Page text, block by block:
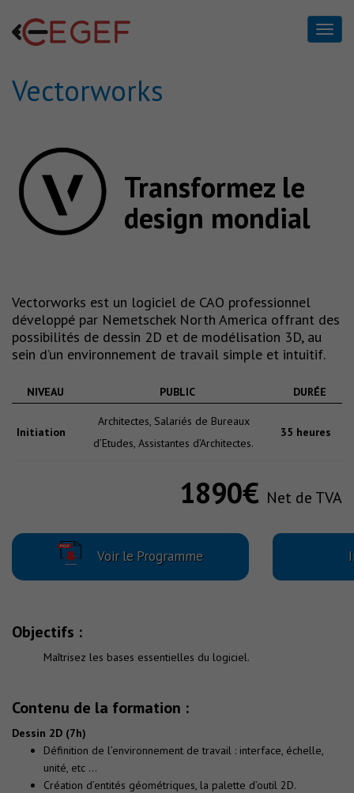
Vectorworks
Vectorworks
Transformez le
design mondial
Vectorworks est un logiciel de CAO professionnel
développé par Nemetschek North America offrant des
possibilités de dessin 2D et de modélisation 3D, au
sein d’un environnement de travail simple et intuitif.
NIVEAU PUBLIC DURÉE
Initiation
Architectes, Salariés de Bureaux
d’Etudes, Assistantes d’Architectes.
35 heures
1890€ Net de TVA
Voir le Programme
Objectifs :
Maîtrisez les bases essentielles du logiciel.
Contenu de la formation :
Dessin 2D (7h)
Définition de l’environnement de travail : interface, échelle,
unité, etc …
Création d’entités géométriques, la palette d’outil 2D.